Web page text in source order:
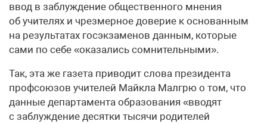
ввод в заблуждение общественного мнения
об учителях и чрезмерное доверие к основанным
на результатах госэкзаменов данным, которые
сами по себе «оказались сомнительными».
Так, эта же газета приводит слова президента
профсоюзов учителей Майкла Малгрю о том, что
данные департамента образования «вводят
с заблуждение десятки тысячи родителей